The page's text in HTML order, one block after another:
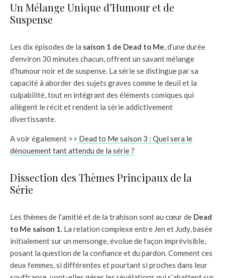
Un Mélange Unique d’Humour et de
Suspense
Les dix épisodes de la saison 1 de Dead to Me, d’une durée
d’environ 30 minutes chacun, offrent un savant mélange
d’humour noir et de suspense. La série se distingue par sa
capacité à aborder des sujets graves comme le deuil et la
culpabilité, tout en intégrant des éléments comiques qui
allègent le récit et rendent la série addictivement
divertissante.
A voir également >> Dead to Me saison 3 : Quel sera le
dénouement tant attendu de la série ?
Dissection des Thèmes Principaux de la
Série
Les thèmes de l’amitié et de la trahison sont au cœur de Dead
to Me saison 1. La relation complexe entre Jen et Judy, basée
initialement sur un mensonge, évolue de façon imprévisible,
posant la question de la confiance et du pardon. Comment ces
deux femmes, si différentes et pourtant si proches dans leur